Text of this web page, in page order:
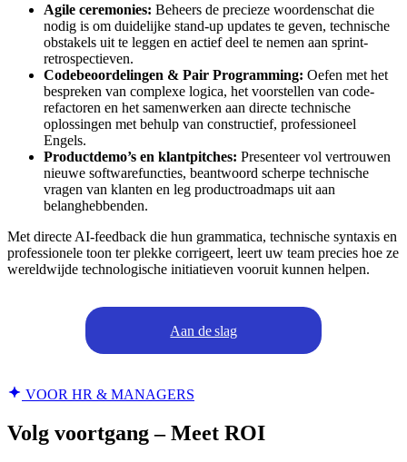
Agile ceremonies: Beheers de precieze woordenschat die
nodig is om duidelijke stand-up updates te geven, technische
obstakels uit te leggen en actief deel te nemen aan sprint-
retrospectieven.
Codebeoordelingen & Pair Programming: Oefen met het
bespreken van complexe logica, het voorstellen van code-
refactoren en het samenwerken aan directe technische
oplossingen met behulp van constructief, professioneel
Engels.
Productdemo’s en klantpitches: Presenteer vol vertrouwen
nieuwe softwarefuncties, beantwoord scherpe technische
vragen van klanten en leg productroadmaps uit aan
belanghebbenden.
Met directe AI-feedback die hun grammatica, technische syntaxis en
professionele toon ter plekke corrigeert, leert uw team precies hoe ze
wereldwijde technologische initiatieven vooruit kunnen helpen.
Aan de slag
VOOR HR & MANAGERS
Volg voortgang – Meet ROI